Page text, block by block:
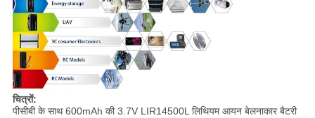
चित्रों:
पीसीबी के साथ 600mAh की 3.7V LIR14500L लिथियम आयन बेलनाकार बैटरी